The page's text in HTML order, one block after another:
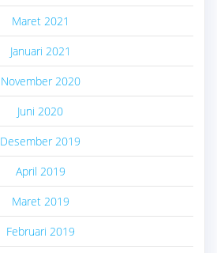
Maret 2021
Januari 2021
November 2020
Juni 2020
Desember 2019
April 2019
Maret 2019
Februari 2019